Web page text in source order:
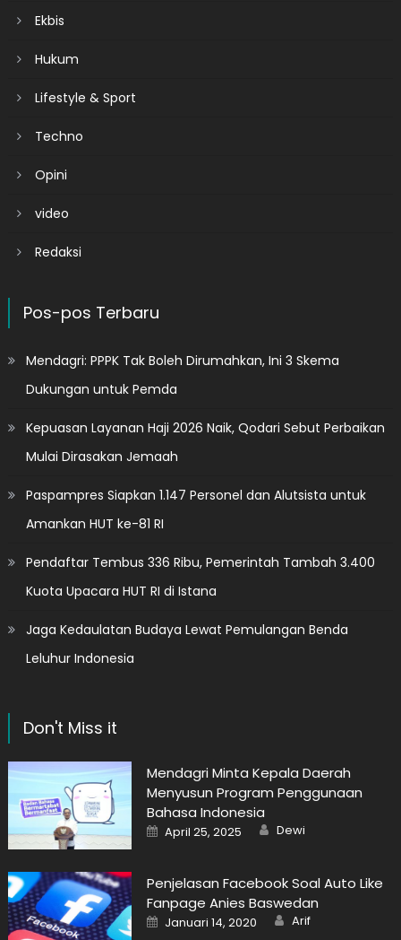
Ekbis
Hukum
Lifestyle & Sport
Techno
Opini
video
Redaksi
Pos-pos Terbaru
Mendagri: PPPK Tak Boleh Dirumahkan, Ini 3 Skema
Dukungan untuk Pemda
Kepuasan Layanan Haji 2026 Naik, Qodari Sebut Perbaikan
Mulai Dirasakan Jemaah
Paspampres Siapkan 1.147 Personel dan Alutsista untuk
Amankan HUT ke-81 RI
Pendaftar Tembus 336 Ribu, Pemerintah Tambah 3.400
Kuota Upacara HUT RI di Istana
Jaga Kedaulatan Budaya Lewat Pemulangan Benda
Leluhur Indonesia
Don't Miss it
Mendagri Minta Kepala Daerah
Menyusun Program Penggunaan
Bahasa Indonesia
Posted
on
April 25, 2025 Author
Dewi
Penjelasan Facebook Soal Auto Like
Fanpage Anies Baswedan
Posted
on
Januari 14, 2020 Author
Arif